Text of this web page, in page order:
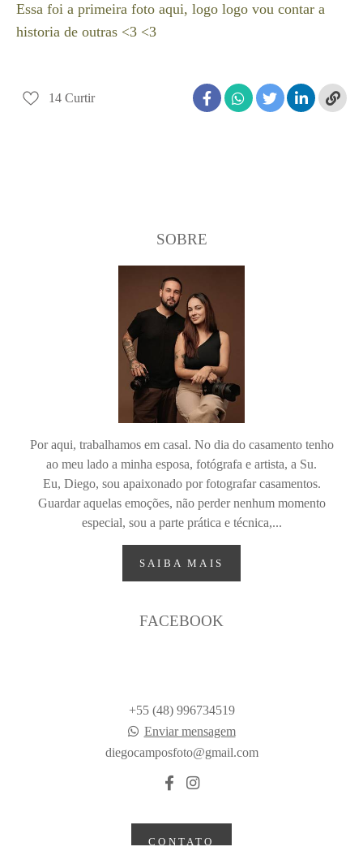
Essa foi a primeira foto aqui, logo logo vou contar a
historia de outras <3 <3
14 Curtir
SOBRE
Por aqui, trabalhamos em casal. No dia do casamento tenho
ao meu lado a minha esposa, fotógrafa e artista, a Su.
Eu, Diego, sou apaixonado por fotografar casamentos.
Guardar aquelas emoções, não perder nenhum momento
especial, sou a parte prática e técnica,...
SAIBA MAIS
FACEBOOK
+55 (48) 996734519
Enviar mensagem
diegocamposfoto@gmail.com
CONTATO